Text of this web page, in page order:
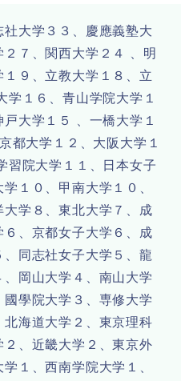
大学３３、慶應義塾大
７、関西大学２４ 、明
９、立教大学１８、立
学１６、青山学院大学１
大学１５ 、一橋大学１
都大学１２、大阪大学１
習院大学１１、日本女子
１０、甲南大学１０、
学８、東北大学７、成
、京都女子大学６、成
同志社女子大学５、龍
岡山大学４、南山大学
國學院大学３、専修大学
北海道大学２、東京理科
、近畿大学２、東京外
１、西南学院大学１、